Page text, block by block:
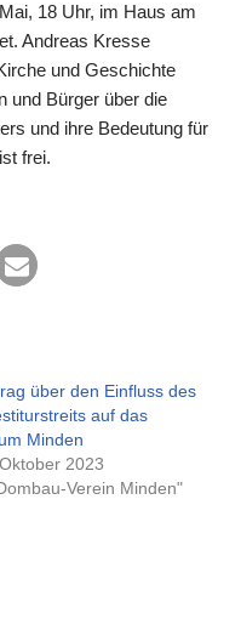
18 Uhr, im Haus am
Andreas Kresse
und Geschichte
und Bürger über die
und ihre Bedeutung für
frei.
über den Einfluss des
auf das
Minden
2023
Verein Minden"